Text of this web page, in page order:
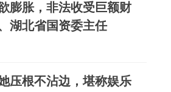
膨胀，非法收受巨额财
湖北省国资委主任
压根不沾边，堪称娱乐